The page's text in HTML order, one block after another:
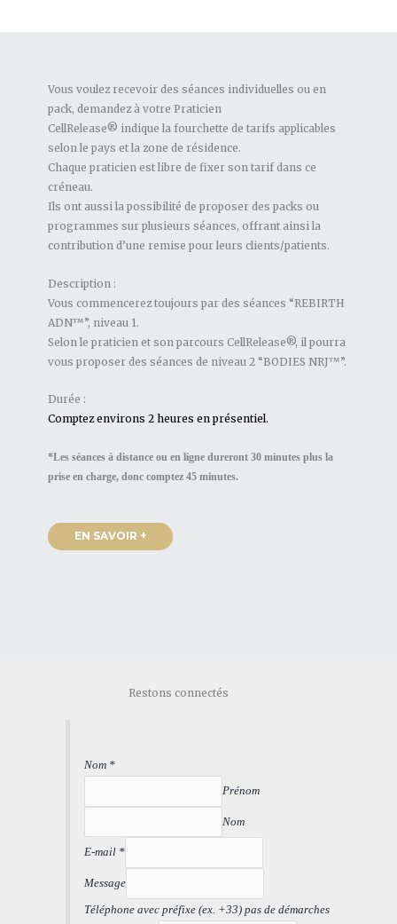
Vous voulez recevoir des séances individuelles ou en
pack, demandez à votre Praticien
CellRelease® indique la fourchette de tarifs applicables
selon le pays et la zone de résidence.
Chaque praticien est libre de fixer son tarif dans ce
créneau.
Ils ont aussi la possibilité de proposer des packs ou
programmes sur plusieurs séances, offrant ainsi la
contribution d’une remise pour leurs clients/patients.
Description :
Vous commencerez toujours par des séances “REBIRTH
ADN™”, niveau 1.
Selon le praticien et son parcours CellRelease®, il pourra
vous proposer des séances de niveau 2 “BODIES NRJ™”.
Durée :
Comptez environs 2 heures en présentiel.
*Les séances à distance ou en ligne dureront 30 minutes plus la
prise en charge, donc comptez 45 minutes.
EN SAVOIR +
Restons connectés
Nom *
Prénom
Nom
E-mail *
Message
Téléphone avec préfixe (ex. +33) pas de démarches